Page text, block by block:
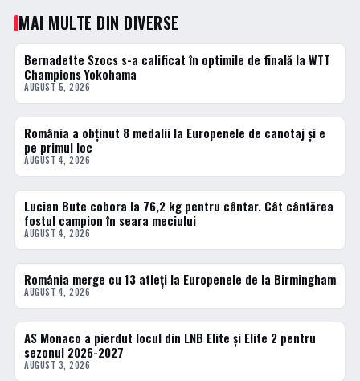
MAI MULTE DIN DIVERSE
DIVERSE
Bernadette Szocs s-a calificat în optimile de finală la WTT
Champions Yokohama
AUGUST 5, 2026
DIVERSE
România a obținut 8 medalii la Europenele de canotaj și e
pe primul loc
AUGUST 4, 2026
DIVERSE
Lucian Bute cobora la 76,2 kg pentru cântar. Cât cântărea
fostul campion în seara meciului
AUGUST 4, 2026
DIVERSE
România merge cu 13 atleți la Europenele de la Birmingham
AUGUST 4, 2026
BASCHET
AS Monaco a pierdut locul din LNB Elite și Elite 2 pentru
sezonul 2026-2027
AUGUST 3, 2026